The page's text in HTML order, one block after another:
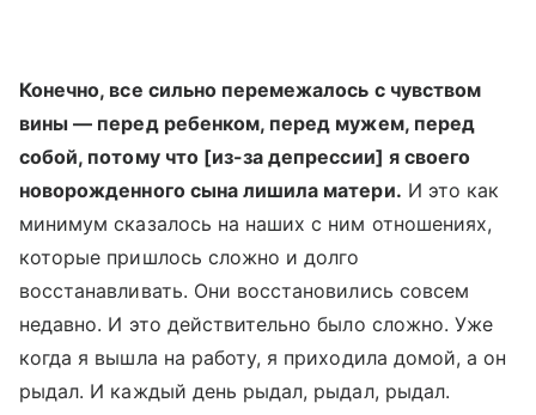
Конечно, все сильно перемежалось с чувством
вины — перед ребенком, перед мужем, перед
собой, потому что [из-за депрессии] я своего
новорожденного сына лишила матери. И это как
минимум сказалось на наших с ним отношениях,
которые пришлось сложно и долго
восстанавливать. Они восстановились совсем
недавно. И это действительно было сложно. Уже
когда я вышла на работу, я приходила домой, а он
рыдал. И каждый день рыдал, рыдал, рыдал.